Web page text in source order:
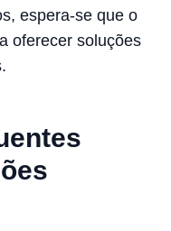
espera-se que o
oferecer soluções